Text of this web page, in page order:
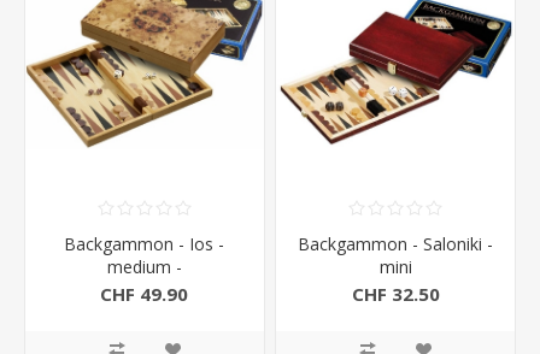
Backgammon - Ios -
medium -
Magnetverschluss
CHF 49.90
Backgammon - Saloniki -
mini
CHF 32.50